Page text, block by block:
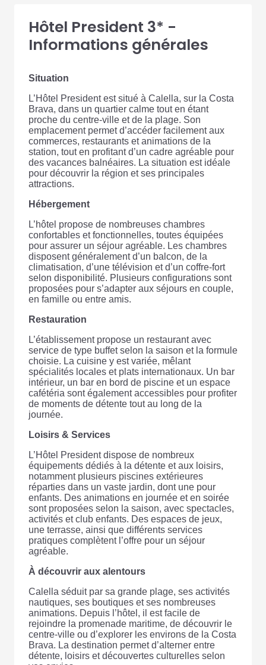
Hôtel President 3* -
Informations générales
Situation
L’Hôtel President est situé à Calella, sur la Costa
Brava, dans un quartier calme tout en étant
proche du centre-ville et de la plage. Son
emplacement permet d’accéder facilement aux
commerces, restaurants et animations de la
station, tout en profitant d’un cadre agréable pour
des vacances balnéaires. La situation est idéale
pour découvrir la région et ses principales
attractions.
Hébergement
L’hôtel propose de nombreuses chambres
confortables et fonctionnelles, toutes équipées
pour assurer un séjour agréable. Les chambres
disposent généralement d’un balcon, de la
climatisation, d’une télévision et d’un coffre-fort
selon disponibilité. Plusieurs configurations sont
proposées pour s’adapter aux séjours en couple,
en famille ou entre amis.
Restauration
L’établissement propose un restaurant avec
service de type buffet selon la saison et la formule
choisie. La cuisine y est variée, mêlant
spécialités locales et plats internationaux. Un bar
intérieur, un bar en bord de piscine et un espace
cafétéria sont également accessibles pour profiter
de moments de détente tout au long de la
journée.
Loisirs & Services
L’Hôtel President dispose de nombreux
équipements dédiés à la détente et aux loisirs,
notamment plusieurs piscines extérieures
réparties dans un vaste jardin, dont une pour
enfants. Des animations en journée et en soirée
sont proposées selon la saison, avec spectacles,
activités et club enfants. Des espaces de jeux,
une terrasse, ainsi que différents services
pratiques complètent l’offre pour un séjour
agréable.
À découvrir aux alentours
Calella séduit par sa grande plage, ses activités
nautiques, ses boutiques et ses nombreuses
animations. Depuis l’hôtel, il est facile de
rejoindre la promenade maritime, de découvrir le
centre-ville ou d’explorer les environs de la Costa
Brava. La destination permet d’alterner entre
détente, loisirs et découvertes culturelles selon